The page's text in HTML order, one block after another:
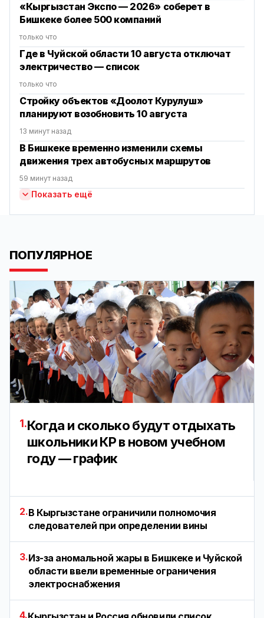
«Кыргызстан Экспо — 2026» соберет в
Бишкеке более 500 компаний
только что
Где в Чуйской области 10 августа отключат
электричество — список
только что
Стройку объектов «Доолот Курулуш»
планируют возобновить 10 августа
13 минут назад
В Бишкеке временно изменили схемы
движения трех автобусных маршрутов
59 минут назад
Показать ещё
ПОПУЛЯРНОЕ
1.Когда и сколько будут отдыхать
школьники КР в новом учебном
году — график
2.В Кыргызстане ограничили полномочия
следователей при определении вины
3.Из-за аномальной жары в Бишкеке и Чуйской
области ввели временные ограничения
электроснабжения
4.